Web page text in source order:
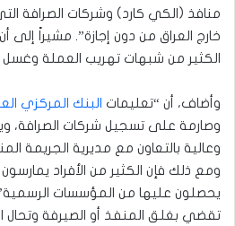
منافذ (الكي كارد) وشركات الصرافة
خارج العراق من دون إجازة”. مشيراً
الكثير من شبهات تهريب العملة وغسل
وأضاف، أن “تعليمات البنك المركزي
وصارمة على تسجيل شركات الصرافة،
وعالية بالتعاون مع مديرية الجريمة
ومع ذلك فإن الكثير من الأفراد يمارسون
يحصلون عليها من المؤسسات الرسمية”.
تقضي بغلق المنفذ أو الصيرفة